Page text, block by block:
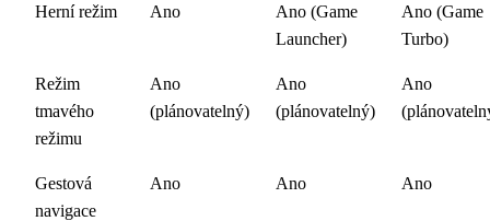
Herní režim Ano
Ano (Game
Launcher)
Ano (Game
Turbo)
Režim
tmavého
režimu
Ano
(plánovatelný)
Ano
(plánovatelný)
Ano
Gestová
navigace
Ano Ano Ano